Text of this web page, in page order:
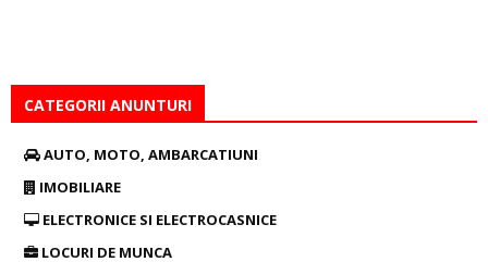
CATEGORII ANUNTURI
AUTO, MOTO, AMBARCATIUNI
IMOBILIARE
ELECTRONICE SI ELECTROCASNICE
LOCURI DE MUNCA